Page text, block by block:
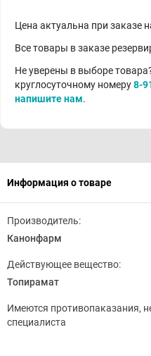
Цена актуальна при заказе
Все товары в заказе
Не уверены в выборе
круглосуточному номеру8-
напишите нам.
Информация о товаре
Производитель:
Канонфарм
Действующее вещество:
Топирамат
Имеются противопаказания,
специалиста